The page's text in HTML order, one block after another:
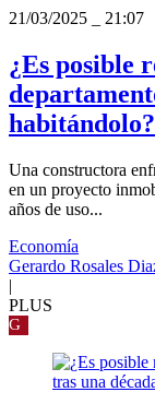
21/03/2025
21:07
¿Es posible
habitándolo?
Una constructora
en un proyecto
años de uso...
Economía
Gerardo Rosales
|
PLUS
G